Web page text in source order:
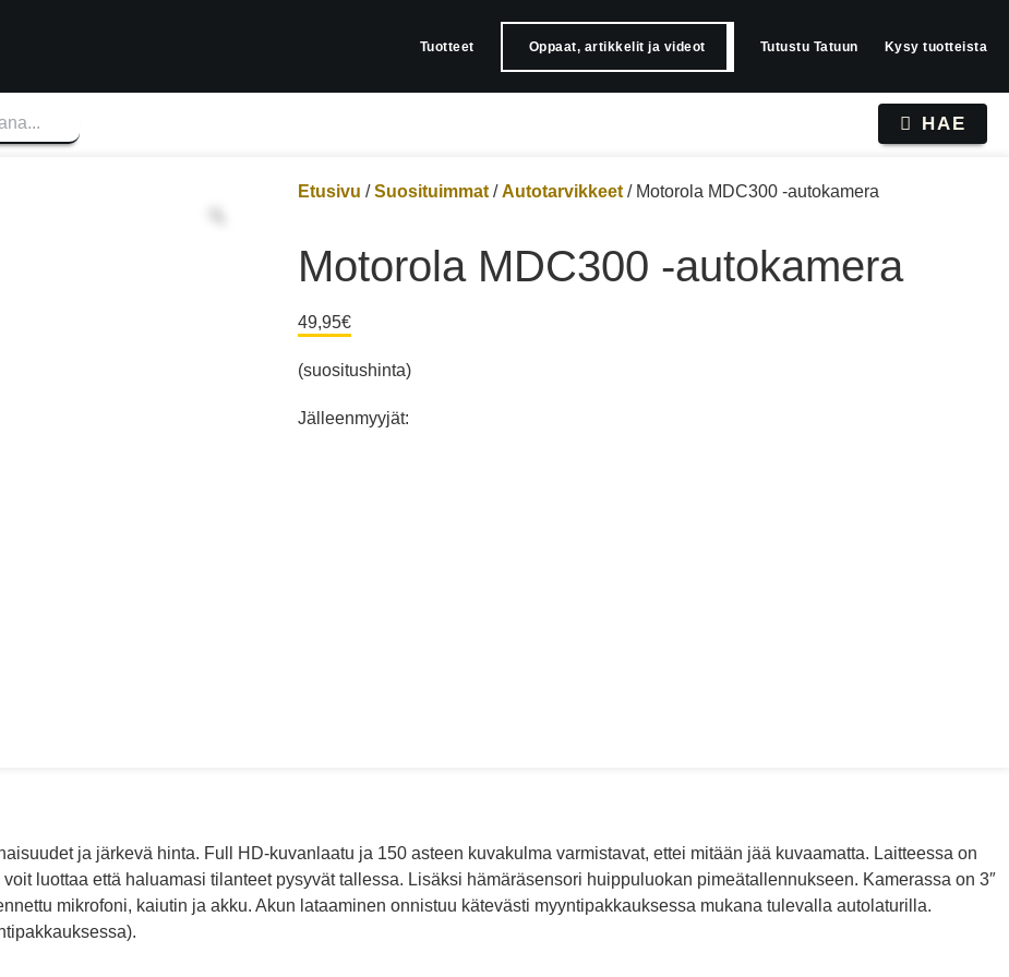
Tuotteet Oppaat, artikkelit ja videot Tutustu Tatuun Kysy tuotteista
HAE
Etusivu /Suosituimmat /Autotarvikkeet / Motorola MDC300 -autokamera
Motorola MDC300 -autokamera
49,95€
(suositushinta)
Jälleenmyyjät:
ja järkevä hinta. Full HD-kuvanlaatu ja 150 asteen kuvakulma varmistavat, ettei mitään jää kuvaamatta. Laitteessa on
luottaa että haluamasi tilanteet pysyvät tallessa. Lisäksi hämäräsensori huippuluokan pimeätallennukseen. Kamerassa on 3″
mikrofoni, kaiutin ja akku. Akun lataaminen onnistuu kätevästi myyntipakkauksessa mukana tulevalla autolaturilla.